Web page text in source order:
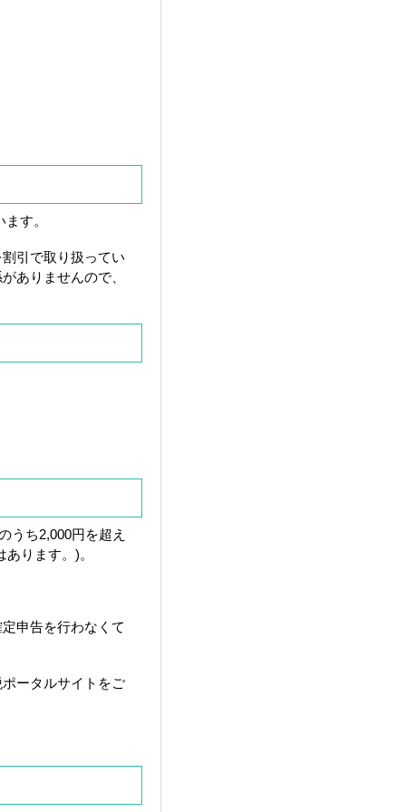
す。
引で取り扱ってい
ありませんので、
うち2,000円を超え
ります。)。
申告を行わなくて
ータルサイトをご